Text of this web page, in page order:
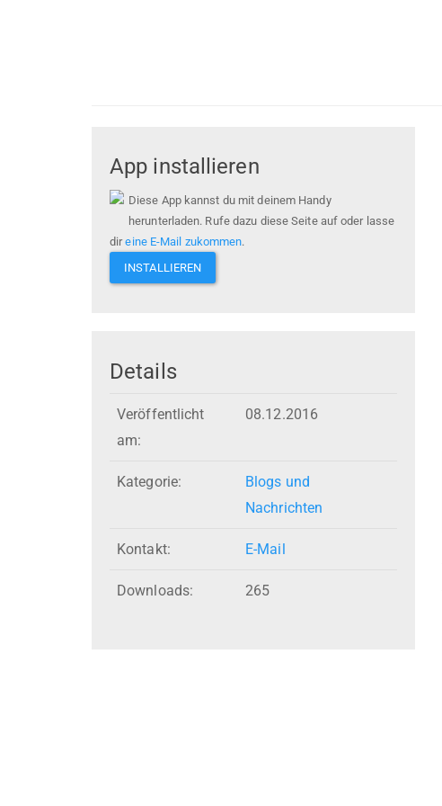
App installieren
Diese App kannst du mit deinem Handy
herunterladen. Rufe dazu diese Seite auf oder lasse
direine E-Mail zukommen.
INSTALLIEREN
Details
Veröffentlicht
am:
08.12.2016
Kategorie:
Blogs und
Nachrichten
Kontakt: E-Mail
Downloads: 265